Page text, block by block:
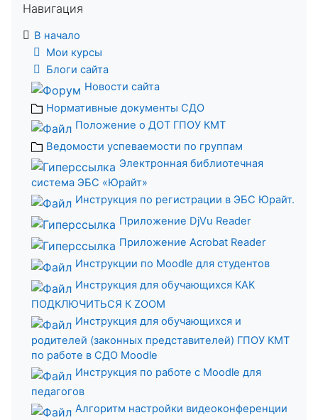
Навигация
В начало
Мои курсы
Блоги сайта
Новости сайта
Нормативные документы СДО
Положение о ДОТ ГПОУ КМТ
Ведомости успеваемости по группам
Электронная библиотечная
система ЭБС «Юрайт»
Инструкция по регистрации в ЭБС Юрайт.
Приложение DjVu Reader
Приложение Acrobat Reader
Инструкции по Moodle для студентов
Инструкция для обучающихся КАК
ПОДКЛЮЧИТЬСЯ К ZOOM
Инструкция для обучающихся и
родителей (законных представителей) ГПОУ КМТ
по работе в СДО Moodle
Инструкция по работе с Moodle для
педагогов
Алгоритм настройки видеоконференции